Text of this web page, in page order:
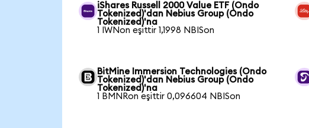
iShares Russell 2000 Value ETF (Ondo
Tokenized)'dan Nebius Group (Ondo
Tokenized)'na
1 IWNon eşittir 1,1998 NBISon
BitMine Immersion Technologies (Ondo
Tokenized)'dan Nebius Group (Ondo
Tokenized)'na
1 BMNRon eşittir 0,096604 NBISon